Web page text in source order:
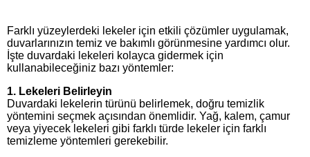
Farklı yüzeylerdeki lekeler için etkili çözümler uygulamak,
duvarlarınızın temiz ve bakımlı görünmesine yardımcı olur.
İşte duvardaki lekeleri kolayca gidermek için
kullanabileceğiniz bazı yöntemler:
1. Lekeleri Belirleyin
Duvardaki lekelerin türünü belirlemek, doğru temizlik
yöntemini seçmek açısından önemlidir. Yağ, kalem, çamur
veya yiyecek lekeleri gibi farklı türde lekeler için farklı
temizleme yöntemleri gerekebilir.